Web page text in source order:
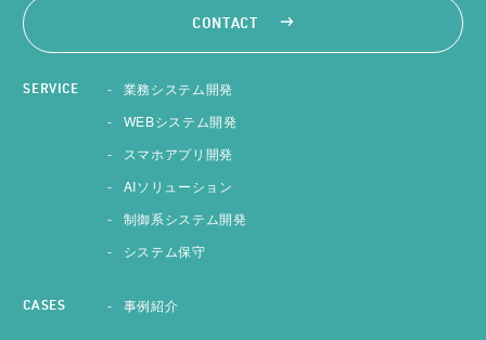
CONTACT
SERVICE
業務システム開発
WEBシステム開発
スマホアプリ開発
AIソリューション
制御系システム開発
システム保守
CASES 事例紹介